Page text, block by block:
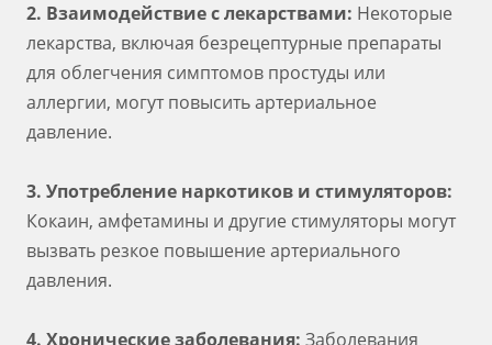
2. Взаимодействие с лекарствами: Некоторые
лекарства, включая безрецептурные препараты
для облегчения симптомов простуды или
аллергии, могут повысить артериальное
давление.
3. Употребление наркотиков и стимуляторов:
Кокаин, амфетамины и другие стимуляторы могут
вызвать резкое повышение артериального
давления.
4. Хронические заболевания: Заболевания